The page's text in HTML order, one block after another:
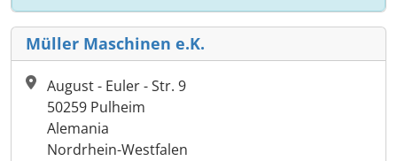
Müller Maschinen e.K.
August - Euler - Str. 9
50259 Pulheim
Alemania
Nordrhein-Westfalen